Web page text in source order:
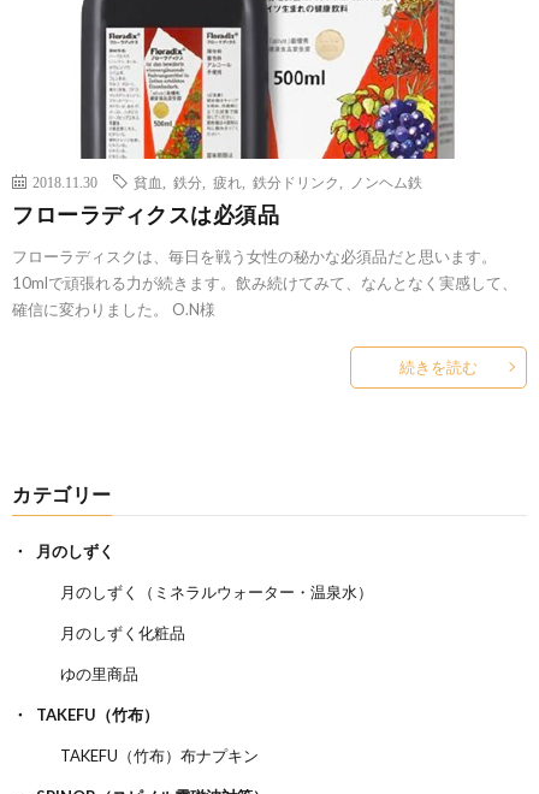
2018.11.30 貧血 鉄分 疲れ 鉄分ドリンク ノンヘム鉄
フローラディクスは必須品
フローラディスクは、毎日を戦う女性の秘かな必須品だと思います。
10mlで頑張れる力が続きます。飲み続けてみて、なんとなく実感して、
確信に変わりました。 O.N様
続きを読む
カテゴリー
月のしずく
月のしずく（ミネラルウォーター・温泉水）
月のしずく化粧品
ゆの里商品
TAKEFU（竹布）
TAKEFU（竹布）布ナプキン